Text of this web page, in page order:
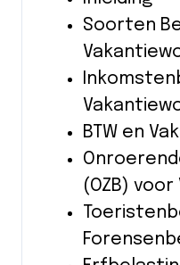
Soorten
BTW en
(OZB)